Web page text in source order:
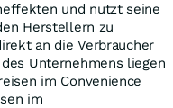
und nutzt seine
Herstellern zu
an die Verbraucher
Unternehmens liegen
im Convenience
im